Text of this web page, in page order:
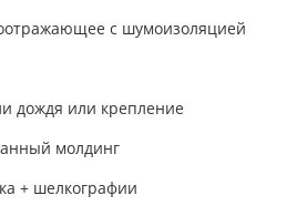
с шумоизоляцией
дождя или крепление
молдинг
+ шелкографии